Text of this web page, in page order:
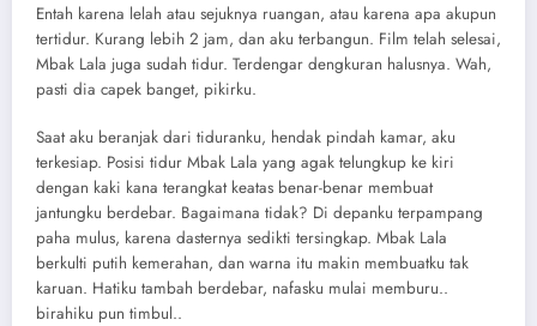
Entah karena lelah atau sejuknya ruangan, atau karena apa akupun
tertidur. Kurang lebih 2 jam, dan aku terbangun. Film telah selesai,
Mbak Lala juga sudah tidur. Terdengar dengkuran halusnya. Wah,
pasti dia capek banget, pikirku.
Saat aku beranjak dari tiduranku, hendak pindah kamar, aku
terkesiap. Posisi tidur Mbak Lala yang agak telungkup ke kiri
dengan kaki kana terangkat keatas benar-benar membuat
jantungku berdebar. Bagaimana tidak? Di depanku terpampang
paha mulus, karena dasternya sedikti tersingkap. Mbak Lala
berkulti putih kemerahan, dan warna itu makin membuatku tak
karuan. Hatiku tambah berdebar, nafasku mulai memburu..
birahiku pun timbul..